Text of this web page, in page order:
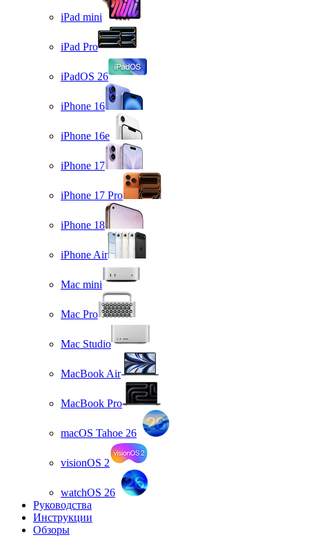
iPad mini
iPad Pro
iPadOS 26
iPhone 16
iPhone 16e
iPhone 17
iPhone 17 Pro
iPhone 18
iPhone Air
Mac mini
Mac Pro
Mac Studio
MacBook Air
MacBook Pro
macOS Tahoe 26
visionOS 2
watchOS 26
Руководства
Инструкции
Обзоры